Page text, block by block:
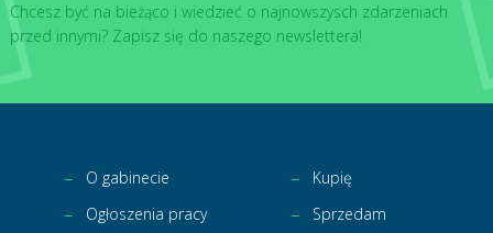
Chcesz być na bieżąco i wiedzieć o najnowszysch zdarzeniach
przed innymi? Zapisz się do naszego newslettera!
O gabinecie
Ogłoszenia pracy
Kupię
Sprzedam